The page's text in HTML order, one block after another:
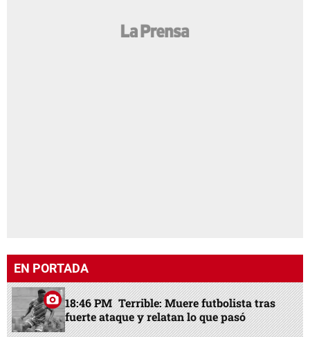
EN PORTADA
18:46 PM Terrible: Muere futbolista tras
fuerte ataque y relatan lo que pasó